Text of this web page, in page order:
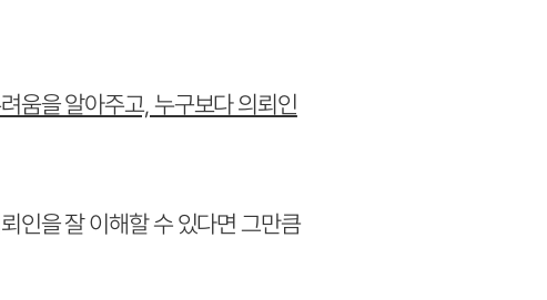
움을 알아주고, 누구보다 의뢰인
인을 잘 이해할 수 있다면 그만큼